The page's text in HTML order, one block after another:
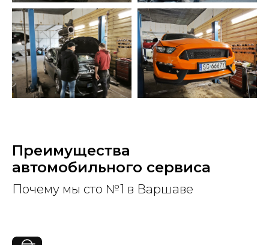
Преимущества
автомобильного сервиса
Почему мы сто №1 в Варшаве